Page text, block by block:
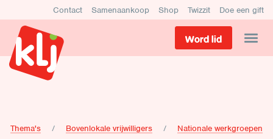
Contact Samenaankoop Shop Twizzit Doe een gift
Word lid
Thema's Bovenlokale vrijwilligers Nationale werkgroepen